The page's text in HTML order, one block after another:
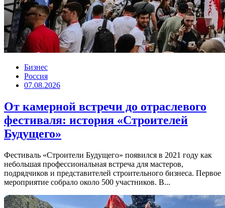
Бизнес
Россия
07.08.2026
От камерной встречи до отраслевого
фестиваля: история «Строителей
Будущего»
Фестиваль «Строители Будущего» появился в 2021 году как
небольшая профессиональная встреча для мастеров,
подрядчиков и представителей строительного бизнеса. Первое
мероприятие собрало около 500 участников. В...